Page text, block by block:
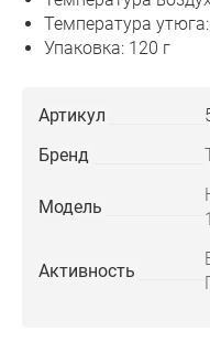
Температура утюга:
Упаковка: 120 г
Артикул
Бренд
Модель
Активность